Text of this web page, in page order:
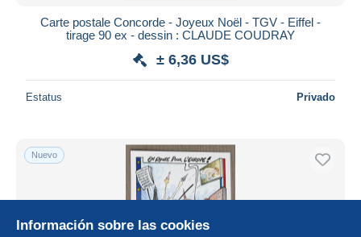
Carte postale Concorde - Joyeux Noël - TGV - Eiffel -
tirage 90 ex - dessin : CLAUDE COUDRAY
± 6,36 US$
Estatus Privado
Nuevo
Información sobre las cookies